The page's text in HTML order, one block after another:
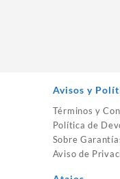
Avisos y
Términos y
Política de
Sobre
Aviso de